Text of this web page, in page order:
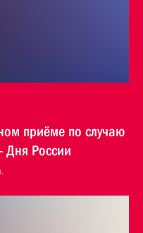
приёме по случаю
Дня России